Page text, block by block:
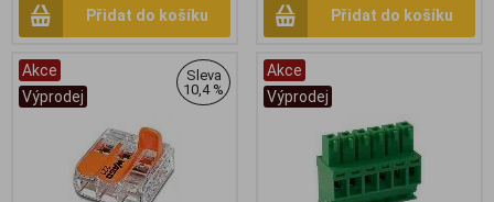
Přidat do košíku Přidat do košíku
Akce
Výprodej
Sleva
10,4 %
Akce
Výprodej